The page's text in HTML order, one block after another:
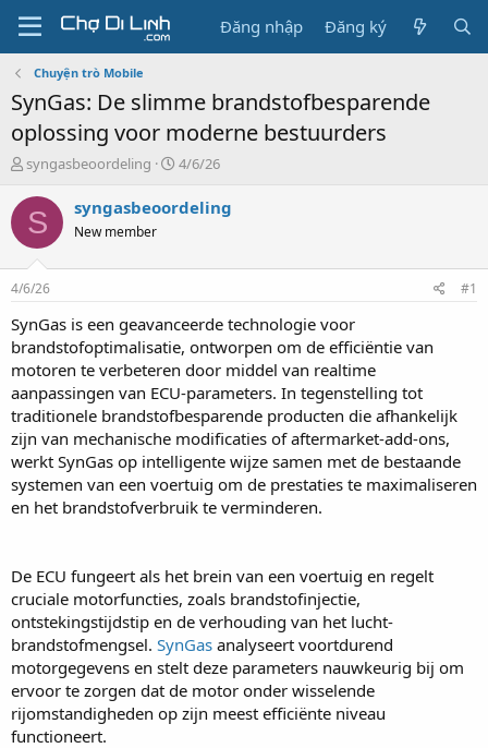
Đăng nhập Đăng ký
Chuyện trò Mobile
SynGas: De slimme brandstofbesparende
oplossing voor moderne bestuurders
T
r
e
a
s
t
a
t
e
r
syngasbeoordeling
N
à
4/6/26
S syngasbeoordeling
New member
4/6/26 #1
SynGas is een geavanceerde technologie voor
brandstofoptimalisatie, ontworpen om de efficiëntie van
motoren te verbeteren door middel van realtime
aanpassingen van ECU-parameters. In tegenstelling tot
traditionele brandstofbesparende producten die afhankelijk
zijn van mechanische modificaties of aftermarket-add-ons,
werkt SynGas op intelligente wijze samen met de bestaande
systemen van een voertuig om de prestaties te maximaliseren
en het brandstofverbruik te verminderen.
De ECU fungeert als het brein van een voertuig en regelt
cruciale motorfuncties, zoals brandstofinjectie,
ontstekingstijdstip en de verhouding van het lucht-
brandstofmengsel. SynGas analyseert voortdurend
motorgegevens en stelt deze parameters nauwkeurig bij om
ervoor te zorgen dat de motor onder wisselende
rijomstandigheden op zijn meest efficiënte niveau
functioneert.